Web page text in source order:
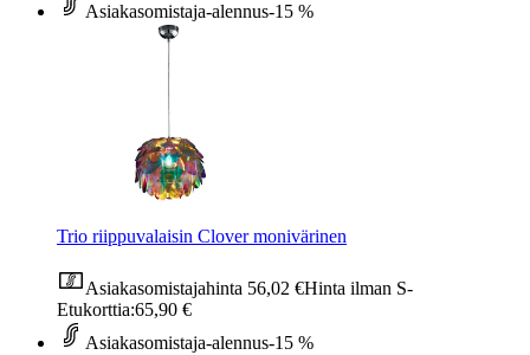
Asiakasomistaja-alennus-15 %
Trio riippuvalaisin Clover monivärinen
Asiakasomistajahinta 56,02 €Hinta ilman S-
Etukorttia:65,90 €
Asiakasomistaja-alennus-15 %